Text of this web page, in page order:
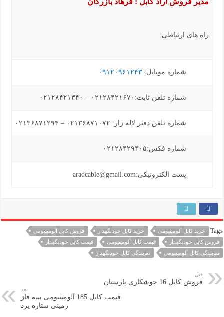
راه های ارتباطی:
شماره موبایل: ۰۹۱۲۰۹۶۱۲۴۳
شماره تلفن ثابت:۰۲۱۲۸۴۲۱۶۷۰ – ۰۲۱۲۸۴۲۱۳۴۰
شماره تلفن دفتر لاله زار: ۰۲۱۳۶۸۷۱۰۷۲ – ۰۲۱۳۶۸۷۱۲۹۴
شماره فکس:۰۲۱۲۸۴۲۹۴۰۵
پست الکترونیکی:aradcable@gmail.com
Tags خرید کابل آلومینیومی خرید کابل خودنگهدار
فروش کابل آلومینیومی
فروش کابل خودنگهدار
قیمت کابل آلومینیومی
قیمت کابل خودنگهدار
نمایندگی کابل آلومینیومی
نمایندگی کابل خودنگهدار
قبل
فروش کابل 16 جوشکاری پارسیان
بعد
قیمت کابل 185 آلومینیومی سه فاز
زمینی ستاره یزد